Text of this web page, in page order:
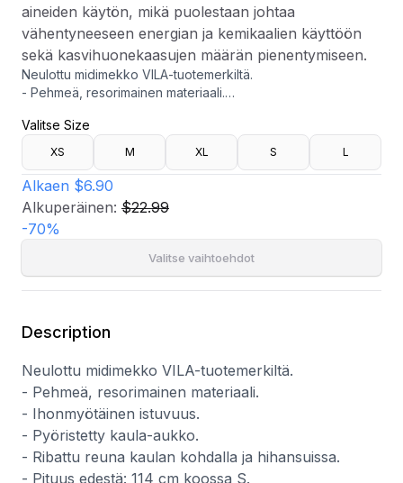
aineiden käytön, mikä puolestaan johtaa
vähentyneeseen energian ja kemikaalien käyttöön
sekä kasvihuonekaasujen määrän pienentymiseen.
Neulottu midimekko VILA-tuotemerkiltä.
- Pehmeä, resorimainen materiaali.
- Pyöristetty kaula-aukko.
- Ribattu reuna kaulan kohdalla ja hihansuissa.
- Pituus edestä: 114 cm koossa S.
- Kierrätettyä polyesteria tuotetaan pääosin kierrätetyistä
PET-pulloista tai tuotantoteollisuuden jätteistä. Käyttämällä
uudelleen jo olemassa olevia materiaaleja voimme vähentää
uusien raaka-aineiden käytön, mikä puolestaan johtaa
vähentyneeseen energian ja kemikaalien käyttöön sekä
kasvihuonekaasujen määrän pienentymiseen.
Valitse Size
XS M XL S L
Alkaen $6.90
Alkuperäinen: $22.99
-70%
Valitse vaihtoehdot
Description
Neulottu midimekko VILA-tuotemerkiltä.
- Pehmeä, resorimainen materiaali.
- Ihonmyötäinen istuvuus.
- Pyöristetty kaula-aukko.
- Ribattu reuna kaulan kohdalla ja hihansuissa.
- Pituus edestä: 114 cm koossa S.